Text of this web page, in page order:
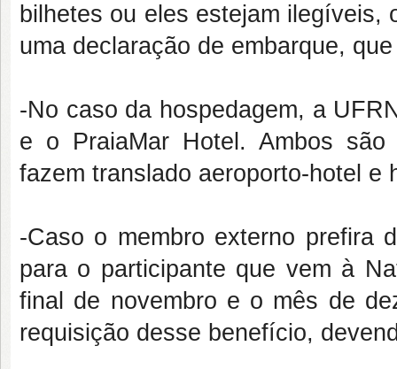
bilhetes ou eles estejam ilegíveis,
uma declaração de embarque,
-No caso da hospedagem, a
e o PraiaMar Hotel. Ambos
fazem translado aeroporto-hotel e
-Caso o membro externo prefira
para o participante que vem à
final de novembro e o mês de
requisição desse benefício,